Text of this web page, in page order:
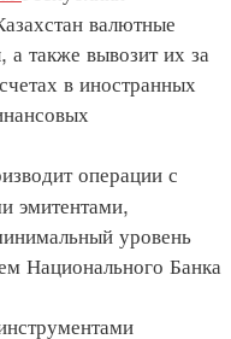
валютные
а также вывозит их за
в иностранных
операции с
эмитентами,
уровень
Национального Банка